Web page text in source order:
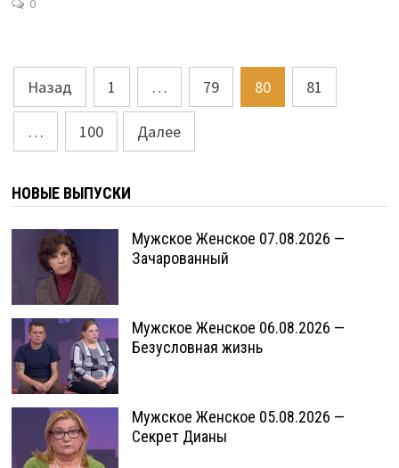
0
Пагинация
записей
Назад 1 … 79 80 81
… 100 Далее
НОВЫЕ ВЫПУСКИ
Мужское Женское 07.08.2026 —
Зачарованный
Мужское Женское 06.08.2026 —
Безусловная жизнь
Мужское Женское 05.08.2026 —
Секрет Дианы